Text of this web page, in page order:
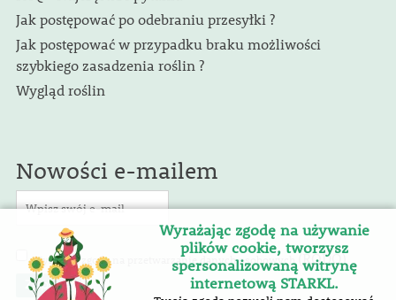
Jak postępować po odebraniu przesyłki ?
Jak postępować w przypadku braku możliwości
szybkiego zasadzenia roślin ?
Wygląd roślin
Nowości e-mailem
Wyrażam zgodę na przetwarzanie danych osobowych (RODO)
Wyrażając zgodę na używanie
plików cookie, tworzysz
spersonalizowaną witrynę
internetową STARKL.